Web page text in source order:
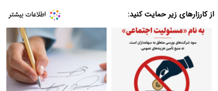
از کارزارهای زیر حمایت کنید: